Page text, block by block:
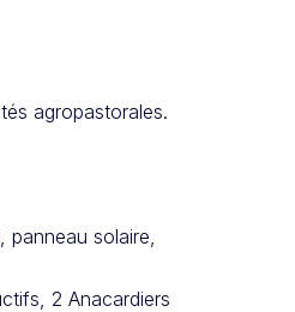
agropastorales.
panneau solaire,
2 Anacardiers